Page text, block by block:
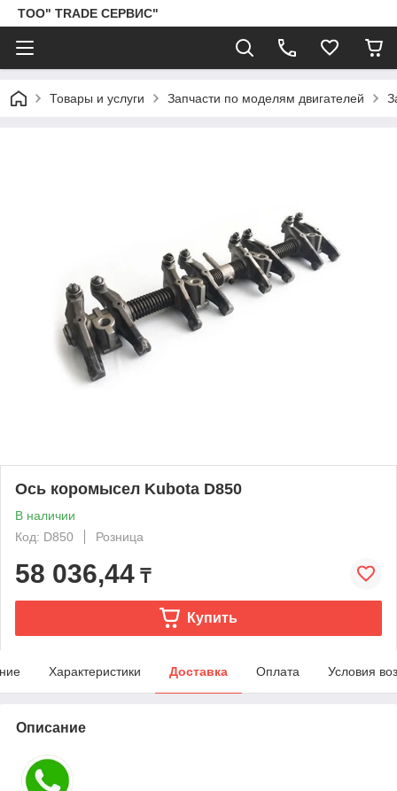
ТОО" TRADE СЕРВИС"
Товары и услуги Запчасти по моделям двигателей
Ось коромысел Kubota D850
В наличии
Код: D850
Розница
58 036,44 ₸
Купить
Характеристики Доставка Оплата Условия
Описание